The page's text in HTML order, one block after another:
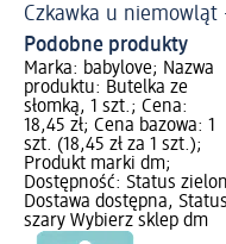
Czkawka u niemowląt
Podobne produkty
Marka: babylove; Nazwa
produktu: Butelka ze
słomką, 1 szt.; Cena:
18,45 zł; Cena bazowa: 1
szt. (18,45 zł za 1 szt.);
Produkt marki dm;
Dostępność: Status
Dostawa dostępna, Status
szary Wybierz sklep dm